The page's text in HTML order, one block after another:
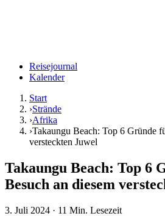
Reisejournal
Kalender
Start
›Strände
›Afrika
›Takaungu Beach: Top 6 Gründe
versteckten Juwel
Takaungu Beach: Top 6
Besuch an diesem
3. Juli 2024 · 11 Min. Lesezeit